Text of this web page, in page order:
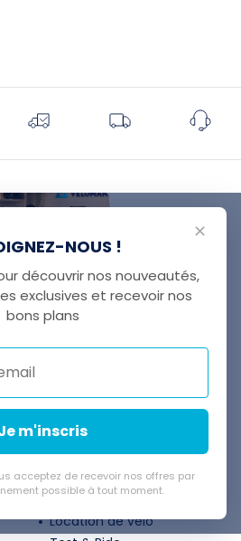
QUESTION ?
307 02 00
Entreprises
Services
Subventions
Politique de retour
Location de vélo
✕
NOUS !
découvrir nos nouveautés,
exclusives et recevoir nos
bons plans
m'inscris
acceptez de recevoir nos offres par
possible à tout moment.